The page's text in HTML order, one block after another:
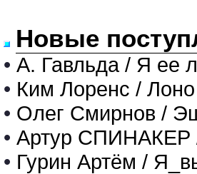
Новые
• А. Гавльда / Я ее
• Ким Лоренс /
• Олег Смирнов /
• Артур СПИНАКЕР
• Гурин Артём /